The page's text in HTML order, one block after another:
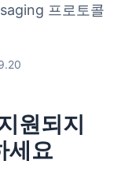
프로토콜
원되지
세요